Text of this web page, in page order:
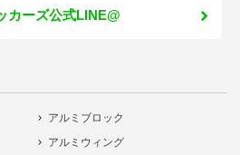
カーズ公式LINE@
アルミブロック
アルミウィング